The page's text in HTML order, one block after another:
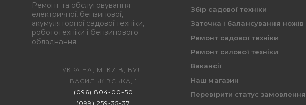
Ремонт та обслуговування
електричної, бензинової,
акумуляторної садової техніки,
робототехніки і бензинового
обладнання.
УКРАЇНА, М. КИЇВ, ВУЛ.
ВАСИЛЬКІВСЬКА, 1
(096) 804-00-50
(099) 259-35-37
Збір садової техніки
Заточка і балансування ножів
Ремонт садової техніки
Ремонт силової техніки
Вакансії
Наш магазин
Перевірити статус замовлення